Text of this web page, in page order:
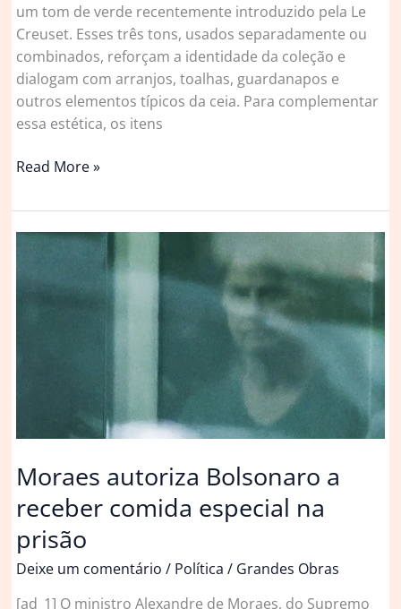
um tom de verde recentemente introduzido pela Le
Creuset. Esses três tons, usados separadamente ou
combinados, reforçam a identidade da coleção e
dialogam com arranjos, toalhas, guardanapos e
outros elementos típicos da ceia. Para complementar
essa estética, os itens
Le
lança
coleção
de
Read More »
Moraes autoriza Bolsonaro a
receber comida especial na
prisão
Deixe um comentário / Política / Grandes Obras
[ad_1] O ministro Alexandre de Moraes, do Supremo